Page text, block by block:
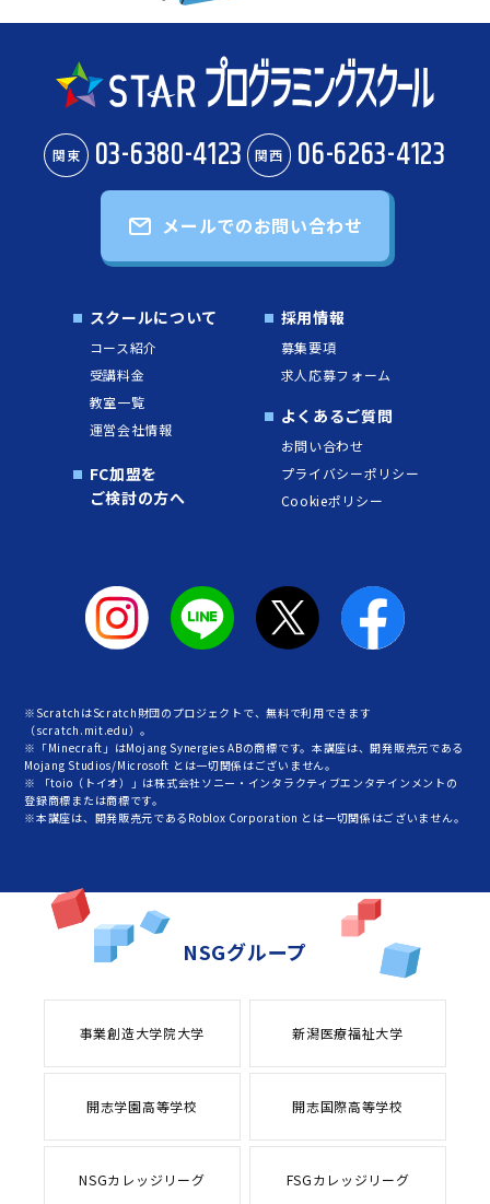
関東 03-6380-4123 関西 06-6263-4123
メールでのお問い合わせ
スクールについて
コース紹介
受講料金
教室一覧
運営会社情報
FC加盟を
ご検討の方へ
採用情報
募集要項
求人応募フォーム
よくあるご質問
お問い合わせ
プライバシーポリシー
Cookieポリシー
※ScratchはScratch財団のプロジェクトで、無料で利用できます
（scratch.mit.edu）。
※「Minecraft」はMojang Synergies ABの商標です。本講座は、開発販売元である
Mojang Studios/Microsoft とは一切関係はございません。
※ 「toio（トイオ）」は株式会社ソニー・インタラクティブエンタテインメントの
登録商標または商標です。
※本講座は、開発販売元であるRoblox Corporation とは一切関係はございません。
NSGグループ
事業創造大学院大学 新潟医療福祉大学
開志学園高等学校 開志国際高等学校
NSGカレッジリーグ FSGカレッジリーグ